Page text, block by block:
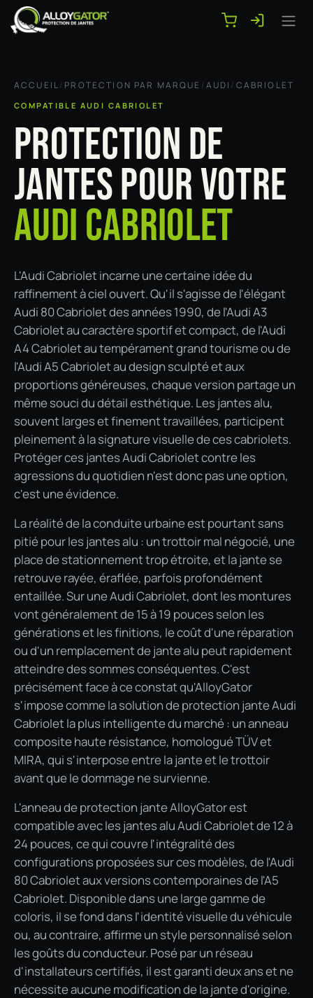
Se rendre au contenu
ACCUEIL/ PROTECTION PAR MARQUE /AUDI / CABRIOLET
COMPATIBLE AUDI CABRIOLET
PROTECTION DE
JANTES POUR VOTRE
AUDI CABRIOLET
L'Audi Cabriolet incarne une certaine idée du
raffinement à ciel ouvert. Qu'il s'agisse de l'élégant
Audi 80 Cabriolet des années 1990, de l'Audi A3
Cabriolet au caractère sportif et compact, de l'Audi
A4 Cabriolet au tempérament grand tourisme ou de
l'Audi A5 Cabriolet au design sculpté et aux
proportions généreuses, chaque version partage un
même souci du détail esthétique. Les jantes alu,
souvent larges et finement travaillées, participent
pleinement à la signature visuelle de ces cabriolets.
Protéger ces jantes Audi Cabriolet contre les
agressions du quotidien n'est donc pas une option,
c'est une évidence.
La réalité de la conduite urbaine est pourtant sans
pitié pour les jantes alu : un trottoir mal négocié, une
place de stationnement trop étroite, et la jante se
retrouve rayée, éraflée, parfois profondément
entaillée. Sur une Audi Cabriolet, dont les montures
vont généralement de 15 à 19 pouces selon les
générations et les finitions, le coût d'une réparation
ou d'un remplacement de jante alu peut rapidement
atteindre des sommes conséquentes. C'est
précisément face à ce constat qu'AlloyGator
s'impose comme la solution de protection jante Audi
Cabriolet la plus intelligente du marché : un anneau
composite haute résistance, homologué TÜV et
MIRA, qui s'interpose entre la jante et le trottoir
avant que le dommage ne survienne.
L'anneau de protection jante AlloyGator est
compatible avec les jantes alu Audi Cabriolet de 12 à
24 pouces, ce qui couvre l'intégralité des
configurations proposées sur ces modèles, de l'Audi
80 Cabriolet aux versions contemporaines de l'A5
Cabriolet. Disponible dans une large gamme de
coloris, il se fond dans l'identité visuelle du véhicule
ou, au contraire, affirme un style personnalisé selon
les goûts du conducteur. Posé par un réseau
d'installateurs certifiés, il est garanti deux ans et ne
nécessite aucune modification de la jante d'origine.